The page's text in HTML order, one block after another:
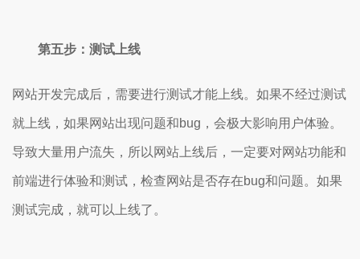
第五步：测试上线
网站开发完成后，需要进行测试才能上线。如果不经过测试
就上线，如果网站出现问题和bug，会极大影响用户体验。
导致大量用户流失，所以网站上线后，一定要对网站功能和
前端进行体验和测试，检查网站是否存在bug和问题。如果
测试完成，就可以上线了。